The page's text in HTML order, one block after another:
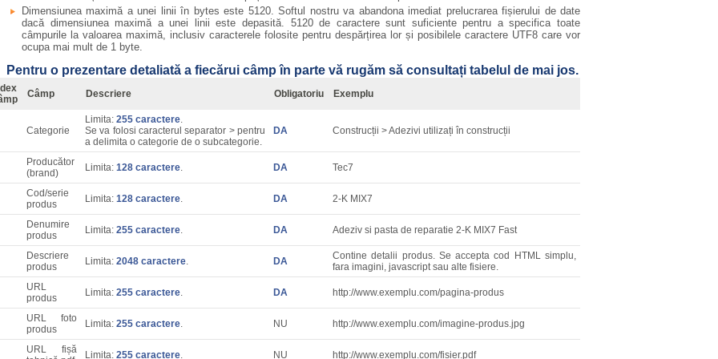
Dimensiunea maximă a unei linii în bytes este 5120. Softul nostru va abandona imediat prelucrarea fișierului de date
dacă dimensiunea maximă a unei linii este depasită. 5120 de caractere sunt suficiente pentru a specifica toate
câmpurile la valoarea maximă, inclusiv caracterele folosite pentru despărțirea lor și posibilele caractere UTF8 care vor
ocupa mai mult de 1 byte.
Pentru o prezentare detaliată a fiecărui câmp în parte vă rugăm să consultați tabelul de mai jos.
Câmp Descriere Obligatoriu Exemplu
Categorie
Limita: 255 caractere.
Se va folosi caracterul separator > pentru
a delimita o categorie de o subcategorie.
DA Construcții > Adezivi utilizați în construcții
Producător
(brand)
Limita: 128 caractere. DA Tec7
Cod/serie
produs
Limita: 128 caractere. DA 2-K MIX7
Denumire
produs
Limita: 255 caractere. DA Adeziv si pasta de reparatie 2-K MIX7 Fast
Descriere
produs
Limita: 2048 caractere. DA
Contine detalii produs. Se accepta cod HTML simplu,
fara imagini, javascript sau alte fisiere.
URL
produs
Limita: 255 caractere. DA http://www.exemplu.com/pagina-produs
URL foto
produs
Limita: 255 caractere. NU http://www.exemplu.com/imagine-produs.jpg
URL fișă
Limita: 255 caractere. NU http://www.exemplu.com/fisier.pdf